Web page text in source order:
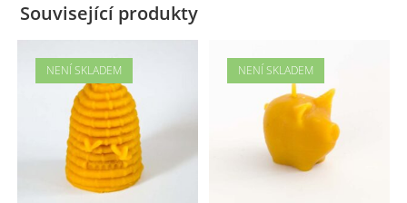
Související produkty
NENÍ SKLADEM NENÍ SKLADEM